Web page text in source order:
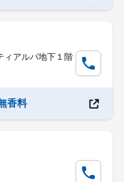
ィアルパ地下１階
香料